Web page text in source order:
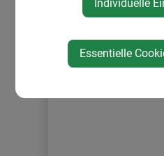
Individuelle
Essentielle